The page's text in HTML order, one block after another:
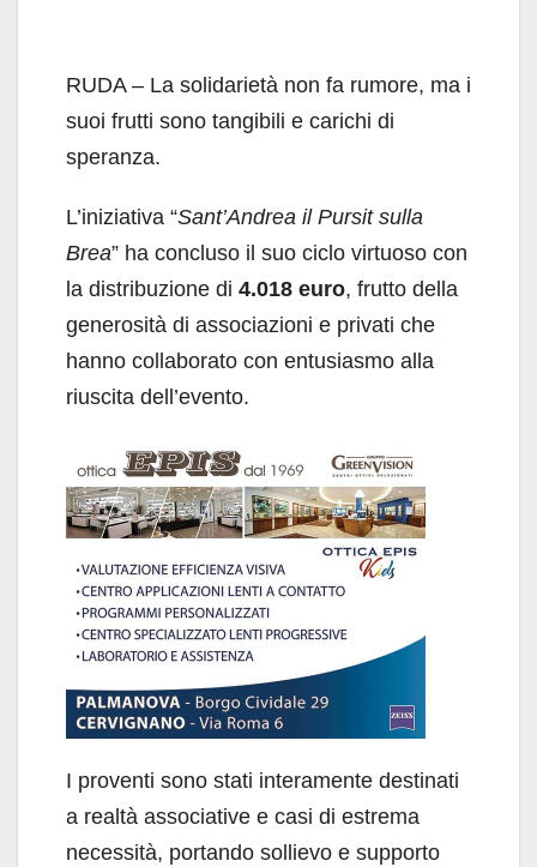
RUDA – La solidarietà non fa rumore, ma i
suoi frutti sono tangibili e carichi di
speranza.
L’iniziativa “Sant’Andrea il Pursit sulla
Brea” ha concluso il suo ciclo virtuoso con
la distribuzione di 4.018 euro, frutto della
generosità di associazioni e privati che
hanno collaborato con entusiasmo alla
riuscita dell’evento.
I proventi sono stati interamente destinati
a realtà associative e casi di estrema
necessità, portando sollievo e supporto